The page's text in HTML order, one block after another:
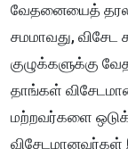
வேதனையைத்
சமமாவது,
குழுக்களுக்கு
தாங்கள்
மற்றவர்களை